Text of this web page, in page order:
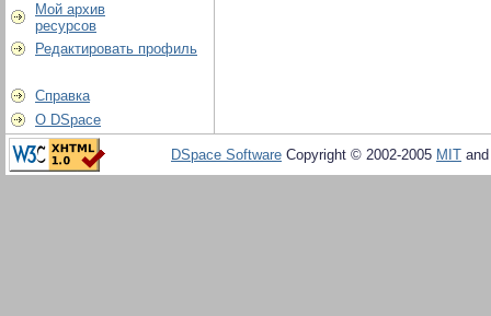
Мой архив
ресурсов
Редактировать профиль
Справка
О DSpace
DSpace Software Copyright © 2002-2005 MIT